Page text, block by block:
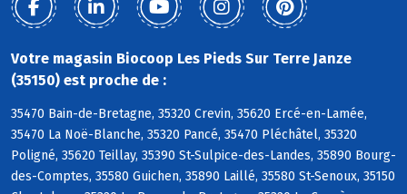
Votre magasin Biocoop Les Pieds Sur Terre Janze
(35150) est proche de :
35470 Bain-de-Bretagne, 35320 Crevin, 35620 Ercé-en-Lamée,
35470 La Noë-Blanche, 35320 Pancé, 35470 Pléchâtel, 35320
Poligné, 35620 Teillay, 35390 St-Sulpice-des-Landes, 35890 Bourg-
des-Comptes, 35580 Guichen, 35890 Laillé, 35580 St-Senoux, 35150